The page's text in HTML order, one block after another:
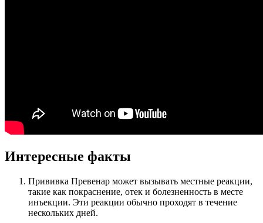
Интересные факты
Прививка Превенар может вызывать местные реакции,
такие как покраснение, отек и болезненность в месте
инъекции. Эти реакции обычно проходят в течение
нескольких дней.